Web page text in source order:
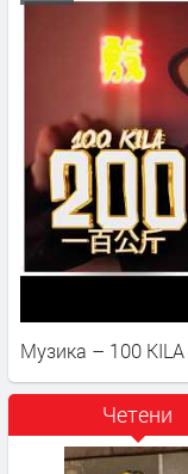
Музика – 100
Четени